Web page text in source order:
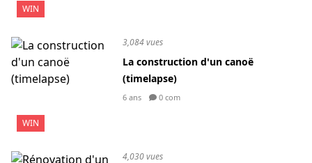
WIN
WIN
3,084 vues
La construction d'un canoë
(timelapse)
6 ans 0 com
4,030 vues